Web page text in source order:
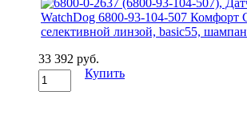
33 392 руб.
Купить